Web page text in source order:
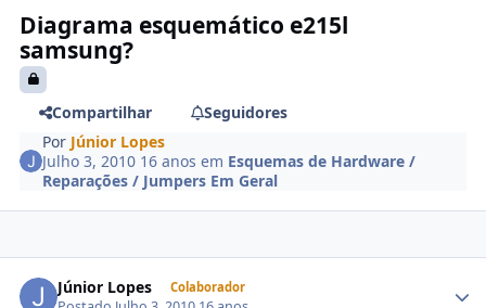
Diagrama esquemático e215l
samsung?
Compartilhar
Seguidores
Por Júnior Lopes
Julho 3, 2010 16 anos em Esquemas de Hardware /
Reparações / Jumpers Em Geral
Júnior Lopes Colaborador